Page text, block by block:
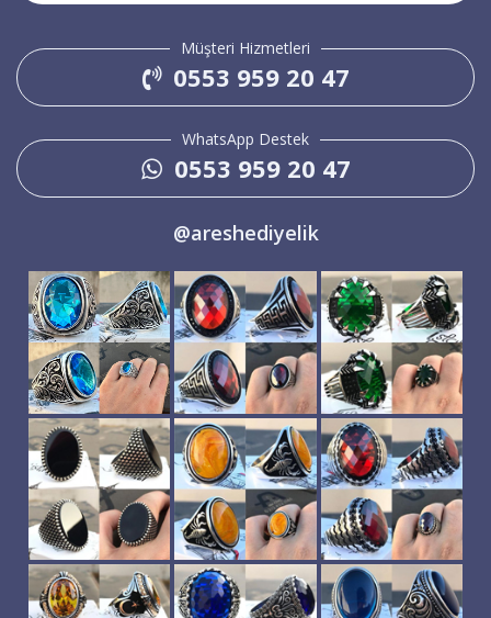
Müşteri Hizmetleri
0553 959 20 47
WhatsApp Destek
0553 959 20 47
@areshediyelik